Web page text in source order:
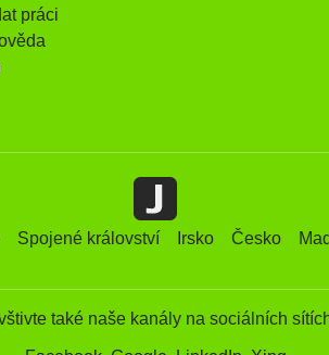
práci
Spojené království Irsko Česko
také naše kanály na sociálních